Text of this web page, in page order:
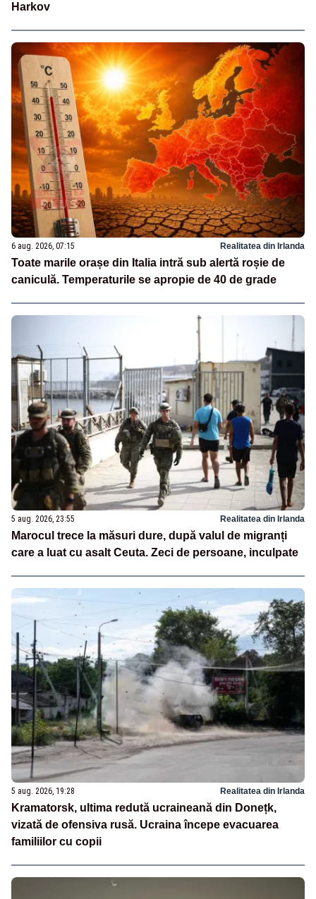
Harkov
6 aug. 2026, 07:15 Realitatea din Irlanda
Toate marile orașe din Italia intră sub alertă roșie de
caniculă. Temperaturile se apropie de 40 de grade
5 aug. 2026, 23:55 Realitatea din Irlanda
Marocul trece la măsuri dure, după valul de migranți
care a luat cu asalt Ceuta. Zeci de persoane, inculpate
5 aug. 2026, 19:28 Realitatea din Irlanda
Kramatorsk, ultima redută ucraineană din Donețk,
vizată de ofensiva rusă. Ucraina începe evacuarea
familiilor cu copii